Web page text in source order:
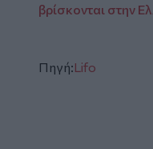
βρίσκονται στην
Πηγή:Lifo